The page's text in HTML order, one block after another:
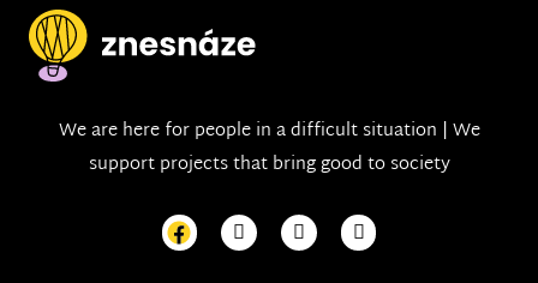
We are here for people in a difficult situation | We
support projects that bring good to society